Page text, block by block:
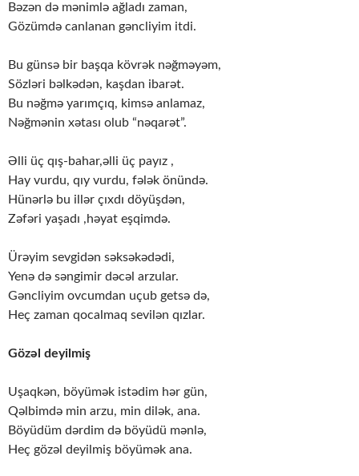
Bəzən də mənimlə ağladı zaman,
Gözümdə canlanan gəncliyim itdi.
Bu günsə bir başqa kövrək nəğməyəm,
Sözləri bəlkədən, kaşdan ibarət.
Bu nəğmə yarımçıq, kimsə anlamaz,
Nəğmənin xətası olub “nəqarət”.
Əlli üç qış-bahar,əlli üç payız ,
Hay vurdu, qıy vurdu, fələk önündə.
Hünərlə bu illər çıxdı döyüşdən,
Zəfəri yaşadı ,həyat eşqimdə.
Ürəyim sevgidən səksəkədədi,
Yenə də səngimir dəcəl arzular.
Gəncliyim ovcumdan uçub getsə də,
Heç zaman qocalmaq sevilən qızlar.
Gözəl deyilmiş
Uşaqkən, böyümək istədim hər gün,
Qəlbimdə min arzu, min dilək, ana.
Böyüdüm dərdim də böyüdü mənlə,
Heç gözəl deyilmiş böyümək ana.